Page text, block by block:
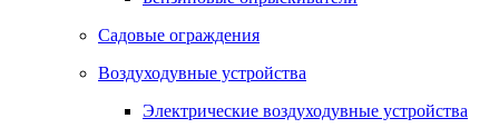
Садовые ограждения
Воздуходувные устройства
Электрические воздуходувные устройства